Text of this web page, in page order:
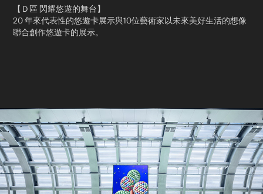
【Ｄ區 ​閃耀悠遊的舞台​】
20 年來代表性的悠遊卡展示與10位藝術家以未來美好生活的想像
聯合創作悠遊卡的展示。